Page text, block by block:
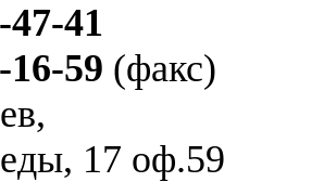
47-41
16-59 (факс)
17 оф.59